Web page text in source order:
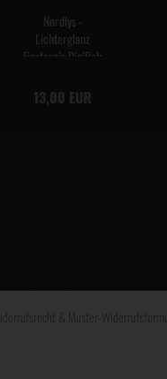
Nordlys -
Lichterglanz
Finsternis DigiPak
13,00 EUR